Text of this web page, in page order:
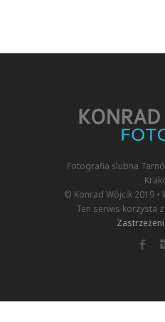
Fotografia ślubna
© Konrad Wójcik 2019 •
Ten serwis korzysta